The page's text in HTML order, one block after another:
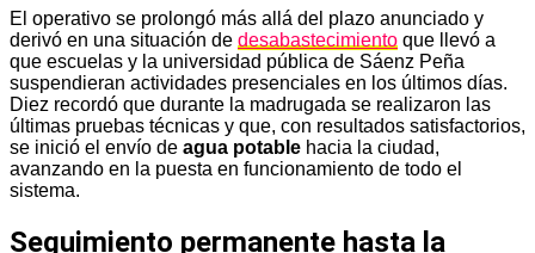
El operativo se prolongó más allá del plazo anunciado y
derivó en una situación de desabastecimiento que llevó a
que escuelas y la universidad pública de Sáenz Peña
suspendieran actividades presenciales en los últimos días.
Diez recordó que durante la madrugada se realizaron las
últimas pruebas técnicas y que, con resultados satisfactorios,
se inició el envío de agua potable hacia la ciudad,
avanzando en la puesta en funcionamiento de todo el
sistema.
Seguimiento permanente hasta la